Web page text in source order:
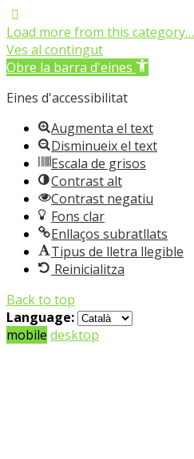
Load more from this category…
Ves al contingut
Obre la barra d'eines
Eines d'accessibilitat
Augmenta el text
Disminueix el text
Escala de grisos
Contrast alt
Contrast negatiu
Fons clar
Enllaços subratllats
Tipus de lletra llegible
Reinicialitza
Back to top
Language:
mobile desktop